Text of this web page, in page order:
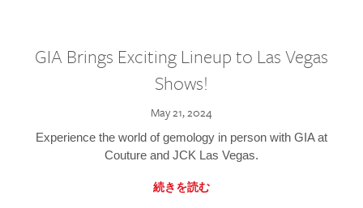
GIA Brings Exciting Lineup to Las Vegas
Shows!
May 21, 2024
Experience the world of gemology in person with GIA at
Couture and JCK Las Vegas.
続きを読む